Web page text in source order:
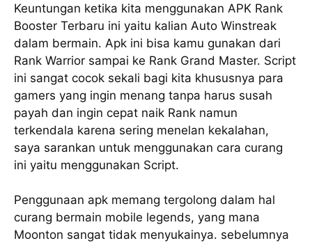
Keuntungan ketika kita menggunakan APK Rank
Booster Terbaru ini yaitu kalian Auto Winstreak
dalam bermain. Apk ini bisa kamu gunakan dari
Rank Warrior sampai ke Rank Grand Master. Script
ini sangat cocok sekali bagi kita khususnya para
gamers yang ingin menang tanpa harus susah
payah dan ingin cepat naik Rank namun
terkendala karena sering menelan kekalahan,
saya sarankan untuk menggunakan cara curang
ini yaitu menggunakan Script.
Penggunaan apk memang tergolong dalam hal
curang bermain mobile legends, yang mana
Moonton sangat tidak menyukainya. sebelumnya